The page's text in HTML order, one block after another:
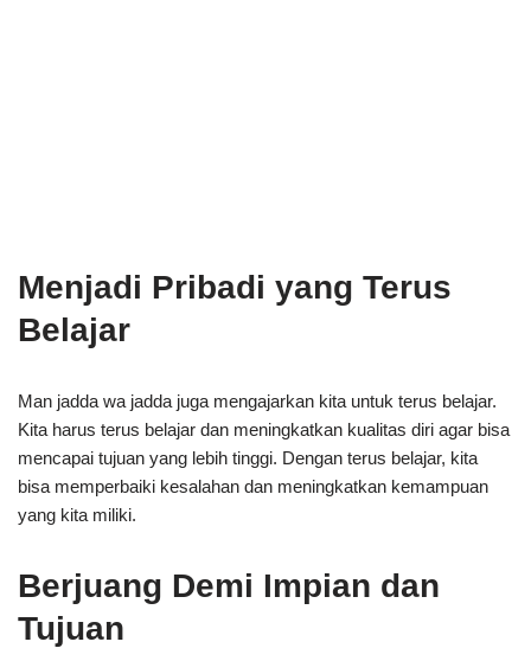
Menjadi Pribadi yang Terus
Belajar
Man jadda wa jadda juga mengajarkan kita untuk terus belajar.
Kita harus terus belajar dan meningkatkan kualitas diri agar bisa
mencapai tujuan yang lebih tinggi. Dengan terus belajar, kita
bisa memperbaiki kesalahan dan meningkatkan kemampuan
yang kita miliki.
Berjuang Demi Impian dan
Tujuan